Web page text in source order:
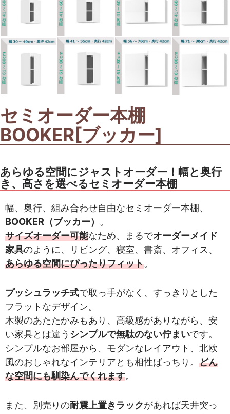
セミオーダー本棚
BOOKER[ブッカー]
あらゆる空間にジャストオーダー！幅と奥行
き、高さを選べるセミオーダー本棚
幅、奥行、組み合わせ自由なセミオーダー本棚、
BOOKER（ブッカー） 。
サイズオーダー可能なため、まるでオーダーメイド
家具のように、リビング、寝室、書斎、オフィス、
あらゆる空間にぴったりフィット。
プッシュラッチ式で取っ手がなく、すっきりとした
フラットなデザイン。
木製のあたたかみもあり、高級感がありながら、安
い家具とは違う シンプルで無駄のない佇まいです。
シンプルなお部屋から、モダンなレイアウト、北欧
風のおしゃれなインテリアとも相性ばっちり。 どん
な空間にも馴染んでくれます。
また、別売りの耐震上置きラックがあれば天井突っ